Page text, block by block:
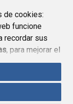
de cookies:
funcione
recordar sus
, para mejorar el
el botón